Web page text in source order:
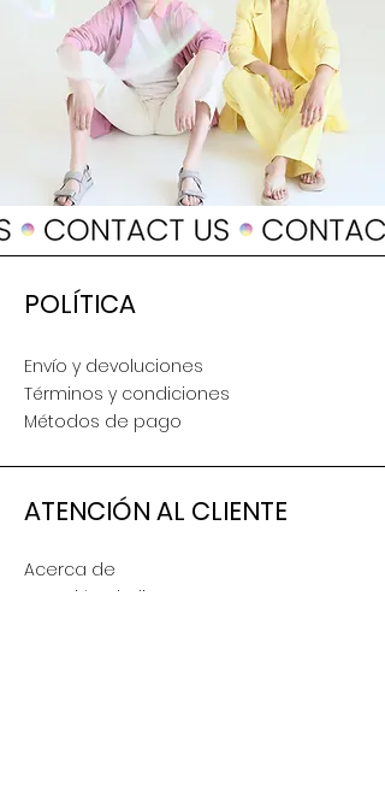
Enviar
POLÍTICA
Envío y devoluciones
Términos y condiciones
Métodos de pago
ATENCIÓN AL CLIENTE
Acerca de
Atención al Cliente